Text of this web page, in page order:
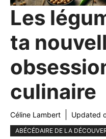
Les
ta
culinaire
Céline Lambert Updated
ABÉCÉDAIRE DE LA